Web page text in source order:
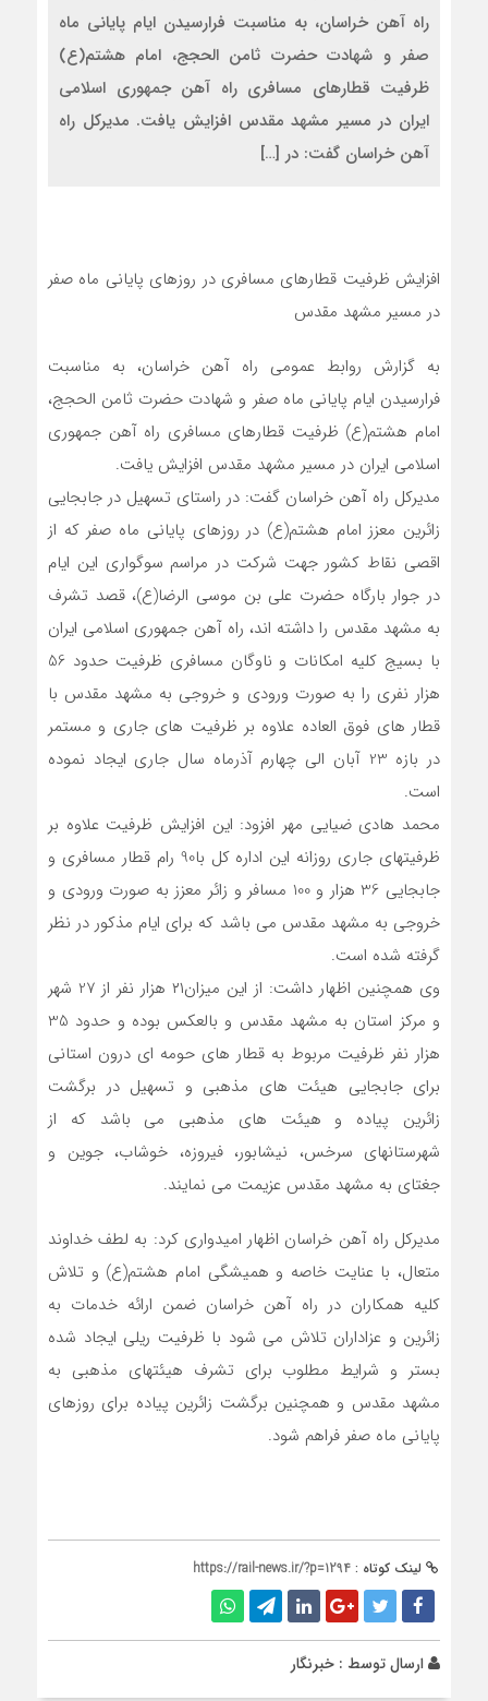
راه آهن خراسان، به مناسبت فرارسیدن ایام پایانی ماه
صفر و شهادت حضرت ثامن الحجج، امام هشتم(ع)
ظرفیت قطارهای مسافری راه آهن جمهوری اسلامی
ایران در مسیر مشهد مقدس افزایش یافت. مدیرکل راه
آهن خراسان گفت: در […]
افزایش ظرفیت قطارهای مسافری در روزهای پایانی ماه صفر
در مسیر مشهد مقدس
به گزارش روابط عمومی راه آهن خراسان، به مناسبت
فرارسیدن ایام پایانی ماه صفر و شهادت حضرت ثامن الحجج،
امام هشتم(ع) ظرفیت قطارهای مسافری راه آهن جمهوری
اسلامی ایران در مسیر مشهد مقدس افزایش یافت.
مدیرکل راه آهن خراسان گفت: در راستای تسهیل در جابجایی
زائرین معزز امام هشتم(ع) در روزهای پایانی ماه صفر که از
اقصی نقاط کشور جهت شرکت در مراسم سوگواری این ایام
در جوار بارگاه حضرت علی بن موسی الرضا(ع)، قصد تشرف
به مشهد مقدس را داشته اند، راه آهن جمهوری اسلامی ایران
با بسیج کلیه امکانات و ناوگان مسافری ظرفیت حدود 56
هزار نفری را به صورت ورودی و خروجی به مشهد مقدس با
قطار های فوق العاده علاوه بر ظرفیت های جاری و مستمر
در بازه 23 آبان الی چهارم آذرماه سال جاری ایجاد نموده
است.
محمد هادی ضیایی مهر افزود: این افزایش ظرفیت علاوه بر
ظرفیتهای جاری روزانه این اداره کل با90 رام قطار مسافری و
جابجایی 36 هزار و 100 مسافر و زائر معزز به صورت ورودی و
خروجی به مشهد مقدس می باشد که برای ایام مذکور در نظر
گرفته شده است.
وی همچنین اظهار داشت: از این میزان۲۱ هزار نفر از 27 شهر
و مرکز استان به مشهد مقدس و بالعکس بوده و حدود 35
هزار نفر ظرفیت مربوط به قطار های حومه ای درون استانی
برای جابجایی هیئت های مذهبی و تسهیل در برگشت
زائرین پیاده و هیئت های مذهبی می باشد که از
شهرستانهای سرخس، نیشابور، فیروزه، خوشاب، جوین و
جغتای به مشهد مقدس عزیمت می نمایند.
مدیرکل راه آهن خراسان اظهار امیدواری کرد: به لطف خداوند
متعال، با عنایت خاصه و همیشگی امام هشتم(ع) و تلاش
کلیه همکاران در راه آهن خراسان ضمن ارائه خدمات به
زائرین و عزاداران تلاش می شود با ظرفیت ریلی ایجاد شده
بستر و شرایط مطلوب برای تشرف هیئتهای مذهبی به
مشهد مقدس و همچنین برگشت زائرین پیاده برای روزهای
پایانی ماه صفر فراهم شود.
لینک کوتاه : https://rail-news.ir/?p=1294
ارسال توسط : خبرنگار